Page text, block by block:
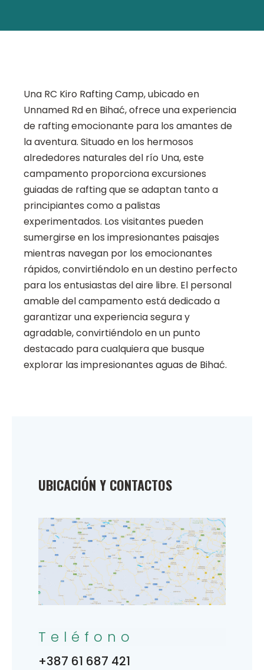
Una RC Kiro Rafting Camp, ubicado en
Unnamed Rd en Bihać, ofrece una experiencia
de rafting emocionante para los amantes de
la aventura. Situado en los hermosos
alrededores naturales del río Una, este
campamento proporciona excursiones
guiadas de rafting que se adaptan tanto a
principiantes como a palistas
experimentados. Los visitantes pueden
sumergirse en los impresionantes paisajes
mientras navegan por los emocionantes
rápidos, convirtiéndolo en un destino perfecto
para los entusiastas del aire libre. El personal
amable del campamento está dedicado a
garantizar una experiencia segura y
agradable, convirtiéndolo en un punto
destacado para cualquiera que busque
explorar las impresionantes aguas de Bihać.
UBICACIÓN Y CONTACTOS
Teléfono
+387 61 687 421